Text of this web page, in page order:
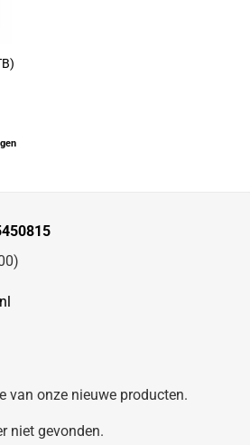
van onze nieuwe producten.
niet gevonden.